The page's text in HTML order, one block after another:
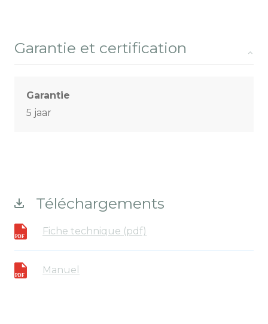
Garantie et certification
Garantie
5 jaar
Téléchargements
Fiche technique (pdf)
Manuel